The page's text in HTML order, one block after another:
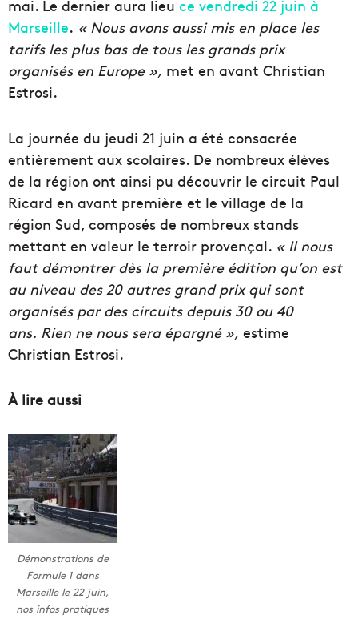
mai. Le dernier aura lieu ce vendredi 22 juin à
Marseille. « Nous avons aussi mis en place les
tarifs les plus bas de tous les grands prix
organisés en Europe », met en avant Christian
Estrosi.
La journée du jeudi 21 juin a été consacrée
entièrement aux scolaires. De nombreux élèves
de la région ont ainsi pu découvrir le circuit Paul
Ricard en avant première et le village de la
région Sud, composés de nombreux stands
mettant en valeur le terroir provençal. « Il nous
faut démontrer dès la première édition qu’on est
au niveau des 20 autres grand prix qui sont
organisés par des circuits depuis 30 ou 40
ans. Rien ne nous sera épargné », estime
Christian Estrosi.
À lire aussi
Démonstrations de
Formule 1 dans
Marseille le 22 juin,
nos infos pratiques